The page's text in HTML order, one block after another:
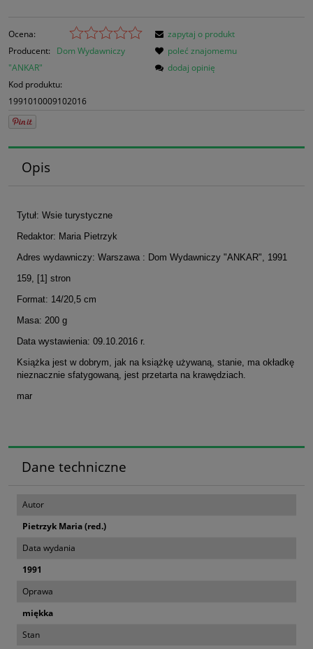
Ocena:
Producent:
Dom Wydawniczy
"ANKAR"
Kod produktu:
1991010009102016
zapytaj o produkt
poleć znajomemu
dodaj opinię
Opis
Tytuł: Wsie turystyczne
Redaktor: Maria Pietrzyk
Adres wydawniczy: Warszawa : Dom Wydawniczy "ANKAR", 1991
159, [1] stron
Format: 14/20,5 cm
Masa: 200 g
Data wystawienia: 09.10.2016 r.
Książka jest w dobrym, jak na książkę używaną, stanie, ma okładkę
nieznacznie sfatygowaną, jest przetarta na krawędziach.
mar
Dane techniczne
Autor
Pietrzyk Maria (red.)
Data wydania
1991
Oprawa
miękka
Stan